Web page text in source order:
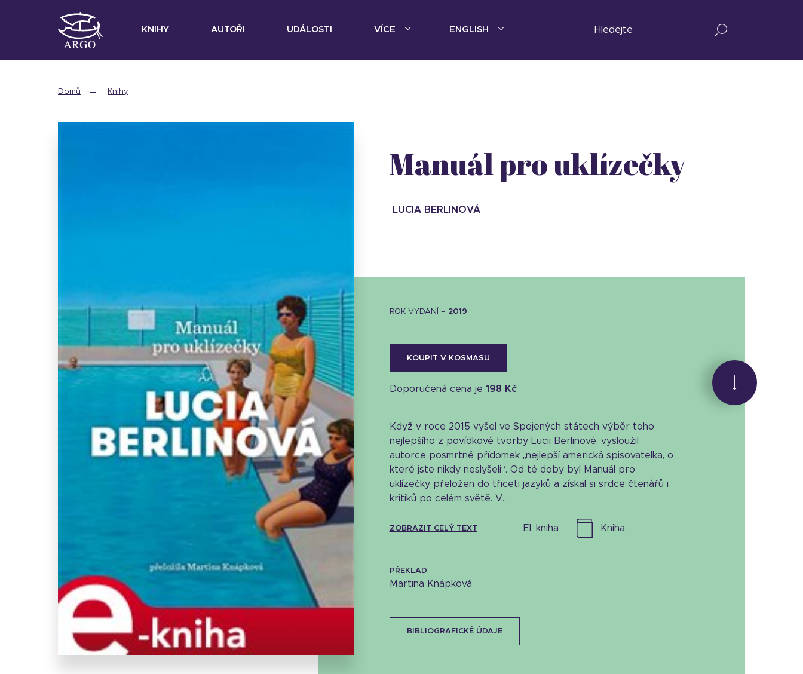
KNIHY AUTOŘI UDÁLOSTI VÍCE ENGLISH
Domů Knihy
Manuál pro uklízečky
LUCIA BERLINOVÁ
ROK VYDÁNÍ – 2019
KOUPIT V KOSMASU
Doporučená cena je 198 Kč
Když v roce 2015 vyšel ve Spojených státech výběr toho
nejlepšího z povídkové tvorby Lucii Berlinové, vysloužil
autorce posmrtně přídomek „nejlepší americká spisovatelka, o
které jste nikdy neslyšeli“. Od té doby byl Manuál pro
uklízečky přeložen do třiceti jazyků a získal si srdce čtenářů i
kritiků po celém světě. V...
ZOBRAZIT CELÝ TEXT el. kniha kniha
PŘEKLAD
Martina Knápková
BIBLIOGRAFICKÉ ÚDAJE